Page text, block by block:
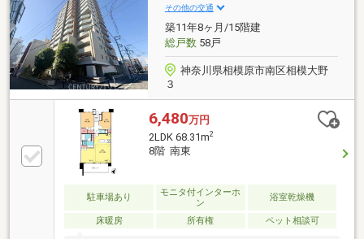
その他の交通
築11年8ヶ月/15階建
総戸数58戸
神奈川県相模原市南区相模大野
３
6,480万円
2LDK 68.31m2
8階 南東
駐車場あり
モニタ付インターホ
ン
浴室乾燥機
床暖房 所有権 ペット相談可